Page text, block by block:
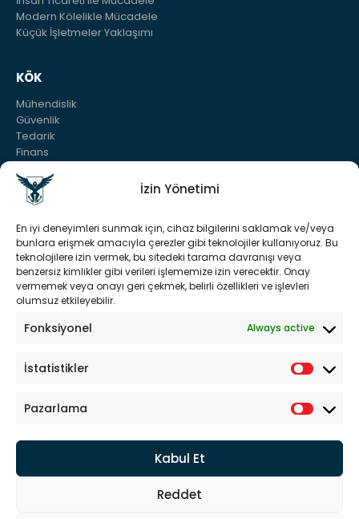
İzin Yönetimi
En iyi deneyimleri sunmak için, cihaz bilgilerini saklamak ve/veya
bunlara erişmek amacıyla çerezler gibi teknolojiler kullanıyoruz. Bu
teknolojilere izin vermek, bu sitedeki tarama davranışı veya
benzersiz kimlikler gibi verileri işlememize izin verecektir. Onay
vermemek veya onayı geri çekmek, belirli özellikleri ve işlevleri
olumsuz etkileyebilir.
Fonksiyonel Always active
İstatistikler
Pazarlama
Kabul Et
Reddet
Modern Kölelikle Mücadele
Küçük İşletmeler Yaklaşımı
KÖK
Mühendislik
Güvenlik
Tedarik
Finans
Bilgi Tohumu
YASAL
Yasal Uyarı
Kullanım Şartları
Sorumluluk Reddi
KVKK
Gizlilik Bildirgesi
Çerez Politikası
Hafta içi :
8.00 - 18.00